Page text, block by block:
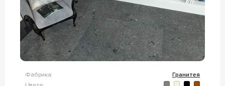
Фабрика:
Гранитея